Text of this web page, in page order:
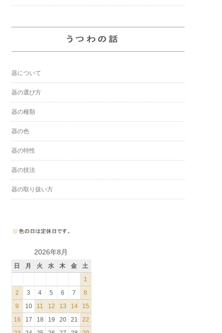
器について
器の選び方
器の種類
器の色
器の特性
器の技法
器の取り扱い方
2026年8月
日 月 火 水 木 金
土
1
2
3 4 5 6 7
8
9
10 11 12 13 14
15
16
17 18 19 20 21
22